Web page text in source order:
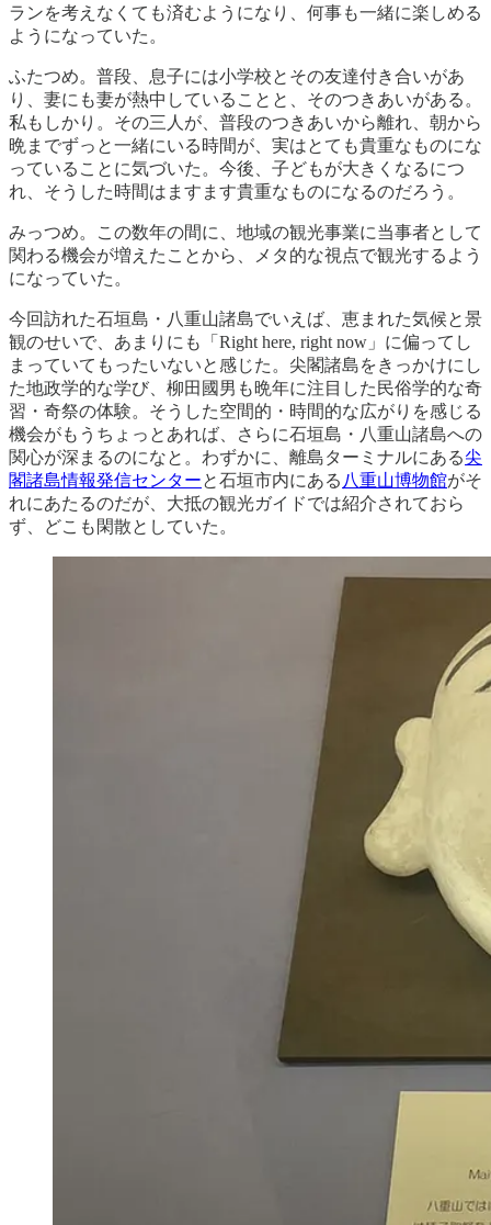
ランを考えなくても済むようになり、何事も一緒に楽しめる
ようになっていた。
ふたつめ。普段、息子には小学校とその友達付き合いがあ
り、妻にも妻が熱中していることと、そのつきあいがある。
私もしかり。その三人が、普段のつきあいから離れ、朝から
晩までずっと一緒にいる時間が、実はとても貴重なものにな
っていることに気づいた。今後、子どもが大きくなるにつ
れ、そうした時間はますます貴重なものになるのだろう。
みっつめ。この数年の間に、地域の観光事業に当事者として
関わる機会が増えたことから、メタ的な視点で観光するよう
になっていた。
今回訪れた石垣島・八重山諸島でいえば、恵まれた気候と景
観のせいで、あまりにも「Right here, right now」に偏ってし
まっていてもったいないと感じた。尖閣諸島をきっかけにし
た地政学的な学び、柳田國男も晩年に注目した民俗学的な奇
習・奇祭の体験。そうした空間的・時間的な広がりを感じる
機会がもうちょっとあれば、さらに石垣島・八重山諸島への
関心が深まるのになと。わずかに、離島ターミナルにある尖
閣諸島情報発信センターと石垣市内にある 八重山博物館がそ
れにあたるのだが、大抵の観光ガイドでは紹介されておら
ず、どこも閑散としていた。